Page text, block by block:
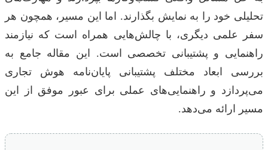
تحلیلی خود را به نمایش بگذارند. اما این مسیر، همچون هر
سفر علمی دیگری، با چالش‌هایی همراه است که نیازمند
راهنمایی و پشتیبانی تخصصی است. این مقاله جامع به
بررسی ابعاد مختلف پشتیبانی پایان‌نامه هوش تجاری
می‌پردازد و راهنمایی‌های عملی برای عبور موفق از این
مسیر ارائه می‌دهد.